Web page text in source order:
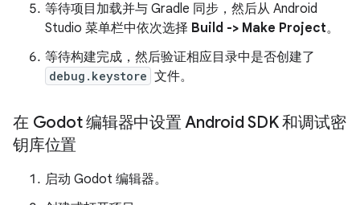
等待项目加载并与 Gradle 同步，然后从 Android
Studio 菜单栏中依次选择 Build -> Make Project。
等待构建完成，然后验证相应目录中是否创建了
debug.keystore 文件。
在 Godot 编辑器中设置 Android SDK 和调试密
钥库位置
启动 Godot 编辑器。